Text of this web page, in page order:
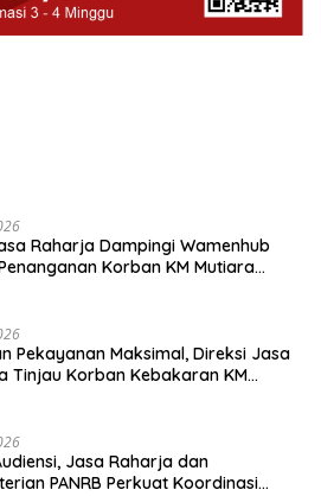
Raharja Dampingi Wamenhub
Korban KM Mutiara
Pekayanan Maksimal, Direksi Jasa
Tinjau Korban Kebakaran KM
Jasa Raharja dan
PANRB Perkuat Koordinasi